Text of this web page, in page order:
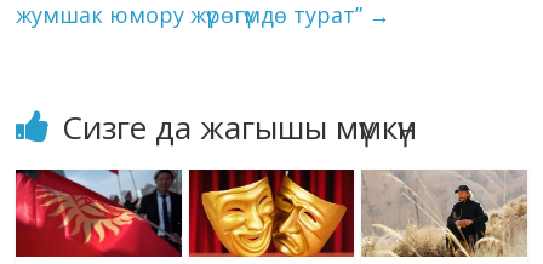
жумшак юмору жүрөгүмдө турат” →
Сизге да жагышы мүмкүн